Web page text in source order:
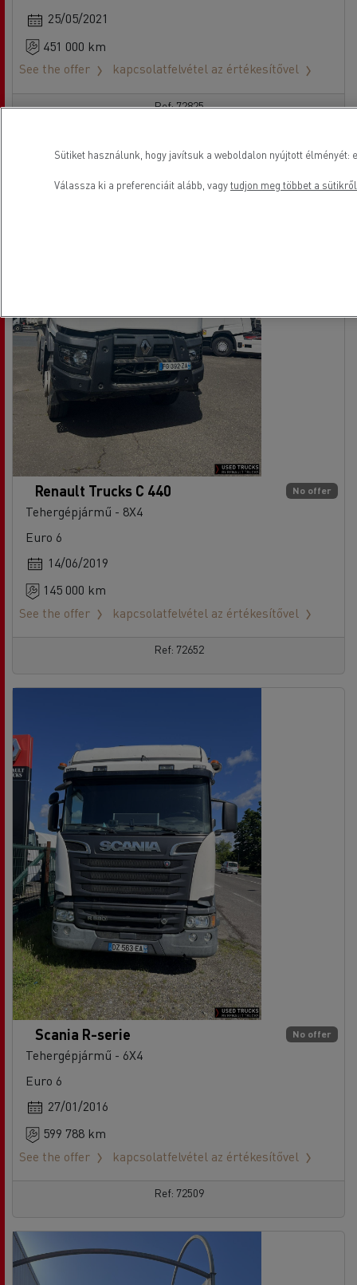
25/05/2021
451 000 km
See the offer
kapcsolatfelvétel az értékesítővel
Ref: 72825
No offer
Renault Trucks C 440
Tehergépjármű - 8X4
Euro 6
14/06/2019
145 000 km
See the offer
kapcsolatfelvétel az értékesítővel
Ref: 72652
No offer
Scania R-serie
Tehergépjármű - 6X4
Euro 6
27/01/2016
599 788 km
See the offer
kapcsolatfelvétel az értékesítővel
Ref: 72509
Sütiket használunk, hogy javítsuk a weboldalon nyújtott
Válassza ki a preferenciáit alább, vagytudjon meg többet a